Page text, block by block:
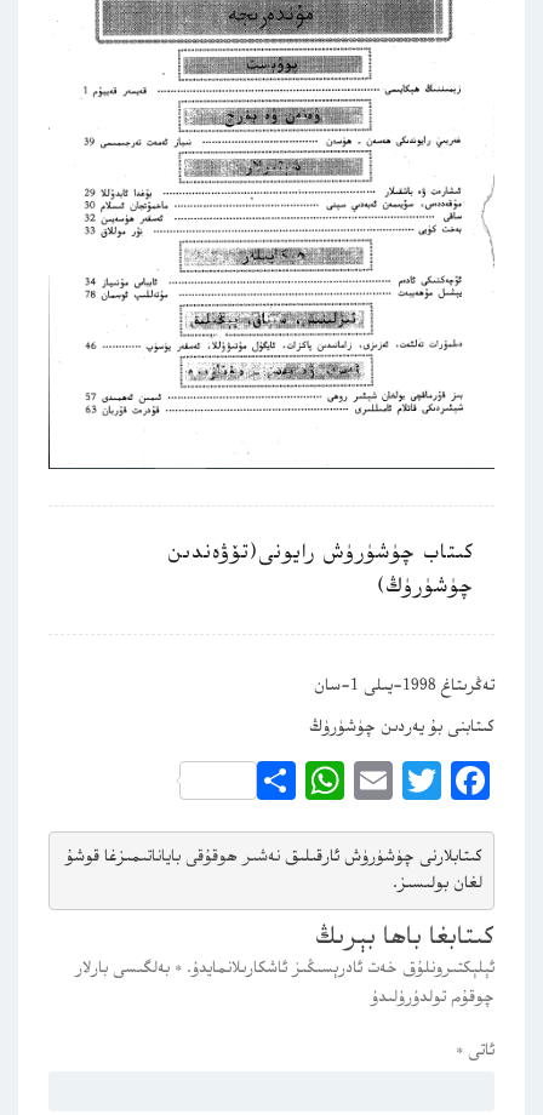
كىتاب چۈشۈرۈش رايونى(تۆۋەندىن
چۈشۈرۈڭ)
تەڭرىتاغ 1998-يىلى 1-سان
كىتابنى بۇ يەردىن چۈشۈرۈڭ
Facebook
Twitter
Email
WhatsApp
Share
كىتابلارنى چۈشۈرۈش ئارقىلىق نەشىر ھوقۇقى باياناتىمىزغا قوشۇ
لغان بولىسىز.
كىتابغا باھا بېرىڭ
ئېلېكتىرونلۇق خەت ئادرېسىڭىز ئاشكارىلانمايدۇ. * بەلگىسى بارلار
چوقۇم تولدۇرۇلىدۇ
ئاتى *